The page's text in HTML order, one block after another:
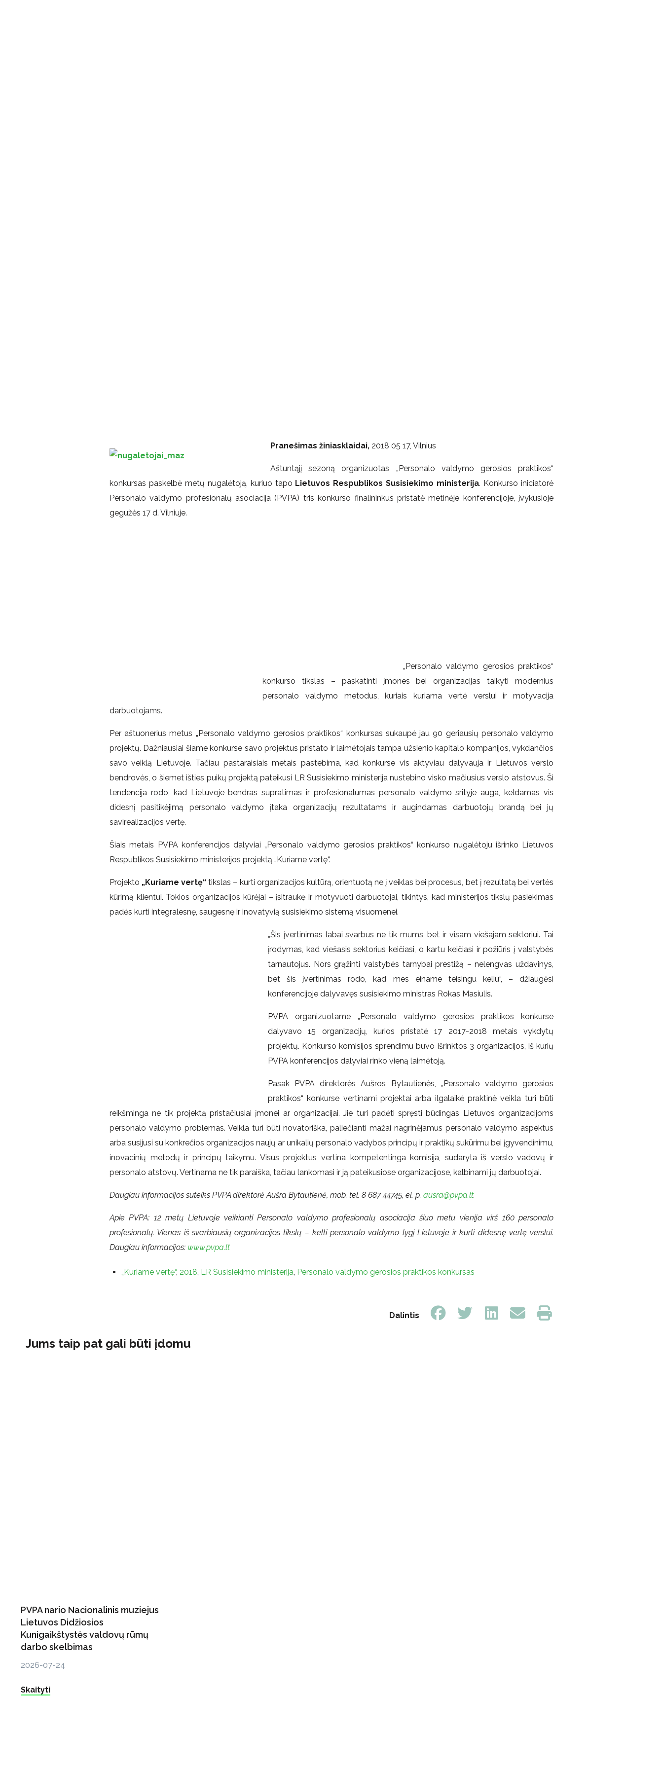
Pranešimas žiniasklaidai, 2018 05 17, Vilnius
Aštuntąjį sezoną organizuotas „Personalo valdymo gerosios praktikos“
konkursas paskelbė metų nugalėtoją, kuriuo tapo Lietuvos Respublikos Susisiekimo ministerija. Konkurso iniciatorė
Personalo valdymo profesionalų asociacija (PVPA) tris konkurso finalininkus pristatė metinėje konferencijoje, įvykusioje
gegužės 17 d. Vilniuje.
„Personalo valdymo gerosios praktikos“
konkurso tikslas – paskatinti įmones bei organizacijas taikyti modernius
personalo valdymo metodus, kuriais kuriama vertė verslui ir motyvacija
darbuotojams.
Per aštuonerius metus „Personalo valdymo gerosios praktikos“ konkursas sukaupė jau 90 geriausių personalo valdymo
projektų. Dažniausiai šiame konkurse savo projektus pristato ir laimėtojais tampa užsienio kapitalo kompanijos, vykdančios
savo veiklą Lietuvoje. Tačiau pastaraisiais metais pastebima, kad konkurse vis aktyviau dalyvauja ir Lietuvos verslo
bendrovės, o šiemet išties puikų projektą pateikusi LR Susisiekimo ministerija nustebino visko mačiusius verslo atstovus. Ši
tendencija rodo, kad Lietuvoje bendras supratimas ir profesionalumas personalo valdymo srityje auga, keldamas vis
didesnį pasitikėjimą personalo valdymo įtaka organizacijų rezultatams ir augindamas darbuotojų brandą bei jų
savirealizacijos vertę.
Šiais metais PVPA konferencijos dalyviai „Personalo valdymo gerosios praktikos“ konkurso nugalėtoju išrinko Lietuvos
Respublikos Susisiekimo ministerijos projektą „Kuriame vertę“.
Projekto „Kuriame vertę“tikslas – kurti organizacijos kultūrą, orientuotą ne į veiklas bei procesus, bet į rezultatą bei vertės
kūrimą klientui. Tokios organizacijos kūrėjai – įsitraukę ir motyvuoti darbuotojai, tikintys, kad ministerijos tikslų pasiekimas
padės kurti integralesnę, saugesnę ir inovatyvią susisiekimo sistemą visuomenei.
„Šis įvertinimas labai svarbus ne tik mums, bet ir visam viešajam sektoriui. Tai
įrodymas, kad viešasis sektorius keičiasi, o kartu keičiasi ir požiūris į valstybės
tarnautojus. Nors grąžinti valstybės tarnybai prestižą – nelengvas uždavinys,
bet šis įvertinimas rodo, kad mes einame teisingu keliu“, – džiaugėsi
konferencijoje dalyvavęs susisiekimo ministras Rokas Masiulis.
PVPA organizuotame „Personalo valdymo gerosios praktikos konkurse
dalyvavo 15 organizacijų, kurios pristatė 17 2017-2018 metais vykdytų
projektų. Konkurso komisijos sprendimu buvo išrinktos 3 organizacijos, iš kurių
PVPA konferencijos dalyviai rinko vieną laimėtoją.
Pasak PVPA direktorės Aušros Bytautienės, „Personalo valdymo gerosios
praktikos“ konkurse vertinami projektai arba ilgalaikė praktinė veikla turi būti
reikšminga ne tik projektą pristačiusiai įmonei ar organizacijai. Jie turi padėti spręsti būdingas Lietuvos organizacijoms
personalo valdymo problemas. Veikla turi būti novatoriška, paliečianti mažai nagrinėjamus personalo valdymo aspektus
arba susijusi su konkrečios organizacijos naujų ar unikalių personalo vadybos principų ir praktikų sukūrimu bei įgyvendinimu,
inovacinių metodų ir principų taikymu. Visus projektus vertina kompetentinga komisija, sudaryta iš verslo vadovų ir
personalo atstovų. Vertinama ne tik paraiška, tačiau lankomasi ir ją pateikusiose organizacijose, kalbinami jų darbuotojai.
Daugiau informacijos suteiks PVPA direktorė Aušra Bytautienė, mob. tel. 8 687 44745, el. p. ausra@pvpa.lt.
Apie PVPA: 12 metų Lietuvoje veikianti Personalo valdymo profesionalų asociacija šiuo metu vienija virš 160 personalo
profesionalų. Vienas iš svarbiausių organizacijos tikslų – kelti personalo valdymo lygį Lietuvoje ir kurti didesnę vertę verslui.
Daugiau informacijos: www.pvpa.lt
„Kuriame vertę“, 2018 LR Susisiekimo ministerija Personalo valdymo gerosios praktikos konkursas
Dalintis
Jums taip pat gali būti įdomu
PVPA nario Nacionalinis muziejus
Lietuvos Didžiosios
Kunigaikštystės valdovų rūmų
darbo skelbimas
2026-07-24
Skaityti